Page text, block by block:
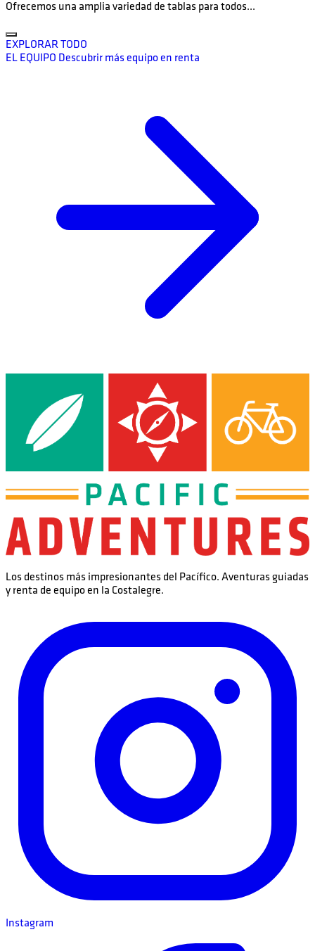
Ofrecemos una amplia variedad de tablas para todos...
EXPLORAR TODO
EL EQUIPO Descubrir más equipo en renta
Los destinos más impresionantes del Pacífico. Aventuras guiadas
y renta de equipo en la Costalegre.
Instagram